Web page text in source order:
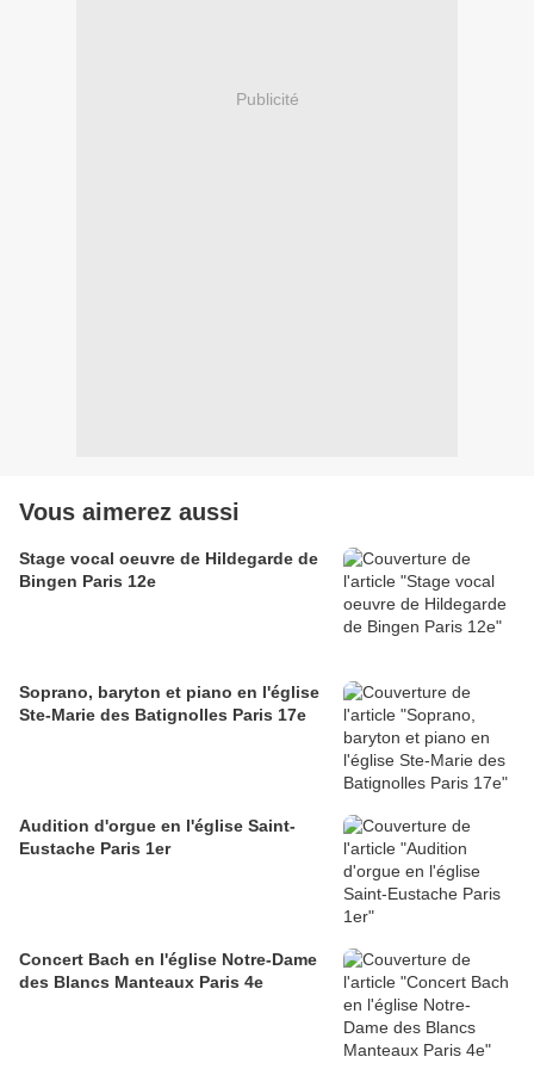
Publicité
Vous aimerez aussi
Stage vocal oeuvre de Hildegarde de
Bingen Paris 12e
Soprano, baryton et piano en l'église
Ste-Marie des Batignolles Paris 17e
Audition d'orgue en l'église Saint-
Eustache Paris 1er
Concert Bach en l'église Notre-Dame
des Blancs Manteaux Paris 4e